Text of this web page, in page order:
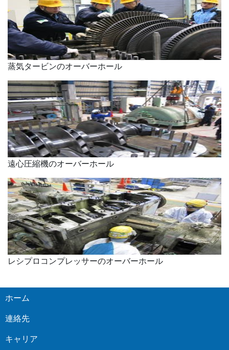
蒸気タービンのオーバーホール
遠心圧縮機のオーバーホール
レシプロコンプレッサーのオーバーホール
ホーム
連絡先
キャリア